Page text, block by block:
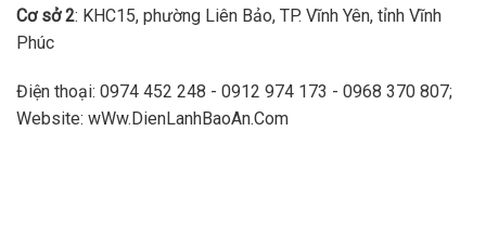
Cơ sở 2: KHC15, phường Liên Bảo, TP. Vĩnh Yên, tỉnh Vĩnh
Phúc
Điện thoại: 0974 452 248 - 0912 974 173 - 0968 370 807;
Website: wWw.DienLanhBaoAn.Com